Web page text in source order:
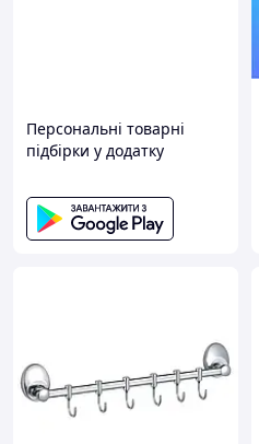
Персональні товарні
підбірки у додатку